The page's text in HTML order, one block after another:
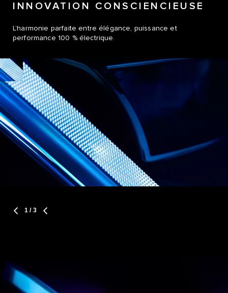
INNOVATION CONSCIENCIEUSE
L’harmonie parfaite entre élégance, puissance et
performance 100 % électrique.
1 / 3